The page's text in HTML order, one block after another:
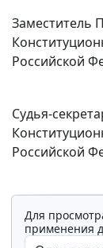
Заместитель
Российской
Судья-
Российской
Для
применения